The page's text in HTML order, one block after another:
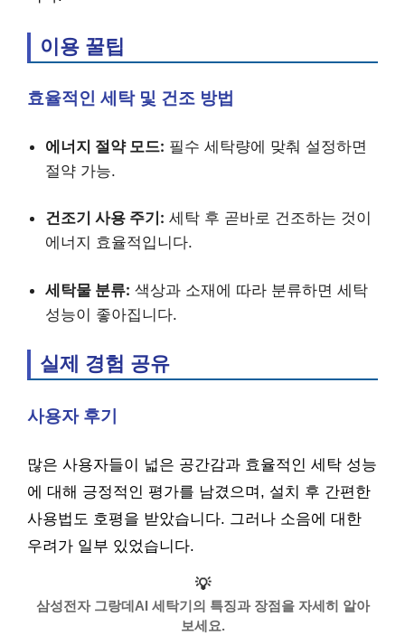
이용 꿀팁
효율적인 세탁 및 건조 방법
에너지 절약 모드: 필수 세탁량에 맞춰 설정하면
절약 가능.
건조기 사용 주기: 세탁 후 곧바로 건조하는 것이
에너지 효율적입니다.
세탁물 분류: 색상과 소재에 따라 분류하면 세탁
성능이 좋아집니다.
실제 경험 공유
사용자 후기
많은 사용자들이 넓은 공간감과 효율적인 세탁 성능
에 대해 긍정적인 평가를 남겼으며, 설치 후 간편한
사용법도 호평을 받았습니다. 그러나 소음에 대한
우려가 일부 있었습니다.
💡
삼성전자 그랑데AI 세탁기의 특징과 장점을 자세히 알아
보세요.